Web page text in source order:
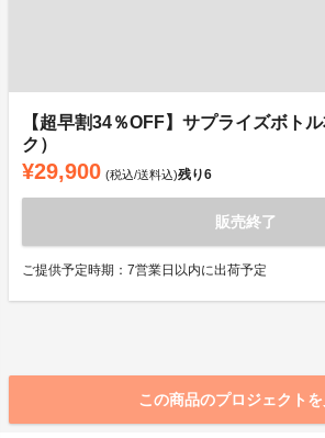
【超早割34％OFF】サプライズボト
ク）
¥29,900 (税込/送料込)残り6
販売終了
ご提供予定時期：7営業日以内に出荷予定
この商品のプロジェクト